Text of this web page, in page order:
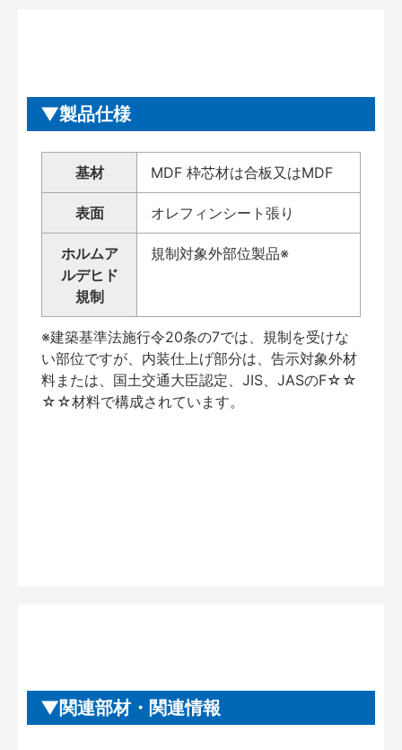
製品仕様
基材 MDF 枠芯材は合板又はMDF
表面 オレフィンシート張り
ホルムア
ルデヒド
規制
規制対象外部位製品※
※建築基準法施行令20条の7では、規制を受けな
い部位ですが、内装仕上げ部分は、告示対象外材
料または、国土交通大臣認定、JIS、JASのF☆☆
☆☆材料で構成されています。
関連部材・関連情報